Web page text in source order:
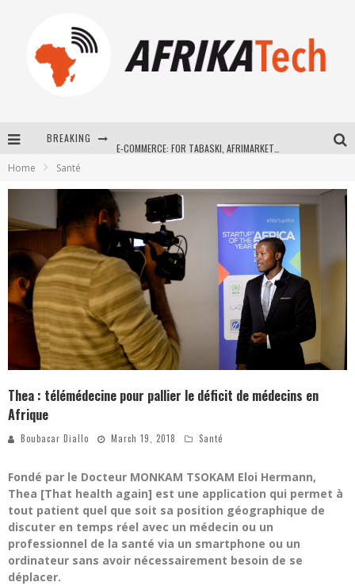
BREAKING
New to online sports betting? Consider These Tips to Play Your First Online Sports Betting Successfully
How Technology Has Changed Sports
Home Santé
Thea : télémédecine pour pallier le déficit de médecins en
Afrique
Boubacar Diallo March 19, 2018 Santé
Fondé par le Docteur MONKAM TSOKAM Eloi Hermann,
Thea [That health again] est une application qui permet à
tout patient quel que soit sa position géographique de
discuter en temps réel avec un médecin ou un
professionnel de la santé via un smartphone ou un
ordinateur sans avoir nécessairement besoin de se
déplacer.